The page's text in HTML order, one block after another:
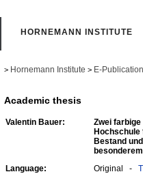
HORNEMANN INSTITUTE
> Hornemann Institute > E-Publication
Academic thesis
Valentin Bauer:
Zwei
Hochschule
Bestand
Language: Original -